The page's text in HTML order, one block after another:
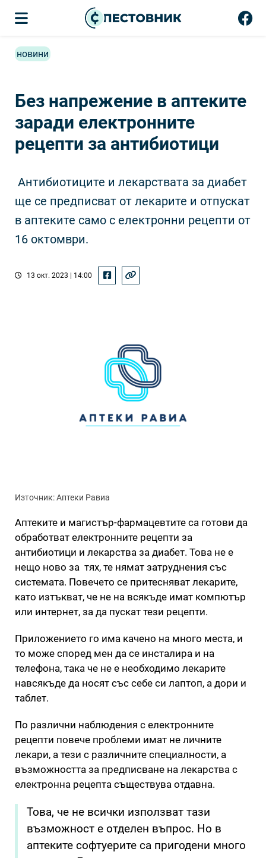
новини
Без напрежение в аптеките
заради електронните
рецепти за антибиотици
Антибиотиците и лекарствата за диабет
ще се предписват от лекарите и отпускат
в аптеките само с електронни рецепти от
16 октомври.
13 окт. 2023 | 14:00
Източник: Аптеки Равиа
Аптеките и магистър-фармацевтите са готови да
обработват електронните рецепти за
антибиотици и лекарства за диабет. Това не е
нещо ново за тях, те нямат затруднения със
системата. Повечето се притесняват лекарите,
като изтъкват, че не на всякъде имат компютър
или интернет, за да пускат тези рецепти.
Приложението го има качено на много места, и
то може според мен да се инсталира и на
телефона, така че не е необходимо лекарите
навсякъде да носят със себе си лаптоп, а дори и
таблет.
По различни наблюдения с електронните
рецепти повече проблеми имат не личните
лекари, а тези с различните специалности, а
възможността за предписване на лекарства с
електронна рецепта съществува отдавна.
Това, че не всички използват тази
възможност е отделен въпрос. Но в
аптеките софтуерите са пригодени много